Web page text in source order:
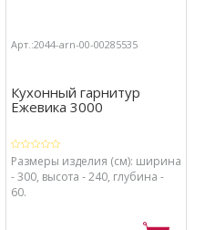
Арт.:2044-arn-00-00285535
Кухонный гарнитур
Ежевика 3000
Размеры изделия (см): ширина
- 300, высота - 240, глубина -
60.